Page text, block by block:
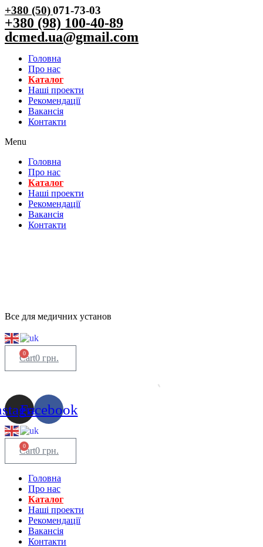
+380 (50)071-73-03
+380 (98) 100-40-89
dcmed.ua@gmail.com
Головна
Про нас
Каталог
Нашi проекти
Рекомендації
Вакансiя
Контакти
Menu
Головна
Про нас
Каталог
Нашi проекти
Рекомендації
Вакансiя
Контакти
Все для медичних установ
0 грн.
0
Cart
Facebook
0 грн.
0
Cart
Головна
Про нас
Каталог
Нашi проекти
Рекомендації
Вакансiя
Контакти